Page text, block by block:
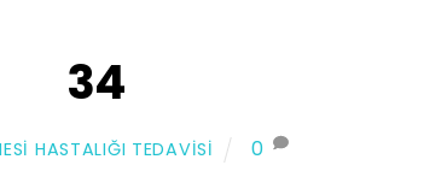
34
HASTALIĞI TEDAVISI 0